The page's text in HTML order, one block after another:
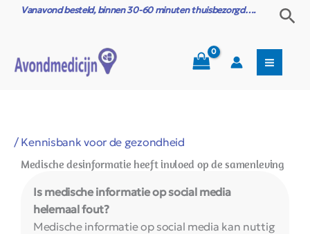
inhoud
Vanavond besteld, binnen 30-60 minuten thuisbezorgd….
/ Kennisbank voor de gezondheid
Medische desinformatie heeft invloed op de samenleving
Is medische informatie op social media
helemaal fout?
Medische informatie op social media kan nuttig